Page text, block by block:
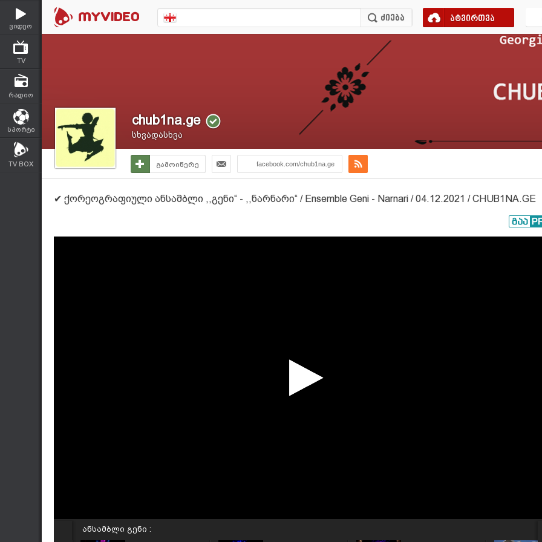
ვიდეო
TV
რადიო
სპორტი
TV BOX
ატვირთვა
chub1na.ge
სხვადასხვა
გამოიწერე facebook.com/chub1na.ge
✔ ქორეოგრაფიული ანსამბლი ,,გენი“ - ,,ნარნარი“ / Ensemble Geni - Narnari / 04.12.2021 / CHUB1NA.GE
ანსამბლი გენი :